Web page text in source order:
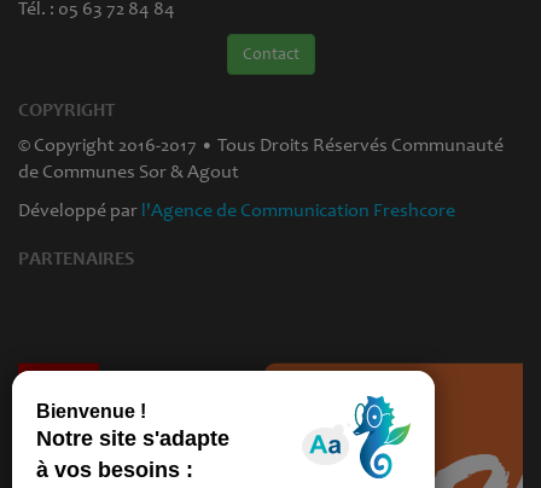
Tél. : 05 63 72 84 84
Contact
COPYRIGHT
© Copyright 2016-2017 • Tous Droits Réservés Communauté
de Communes Sor & Agout
Développé par l'Agence de Communication Freshcore
PARTENAIRES